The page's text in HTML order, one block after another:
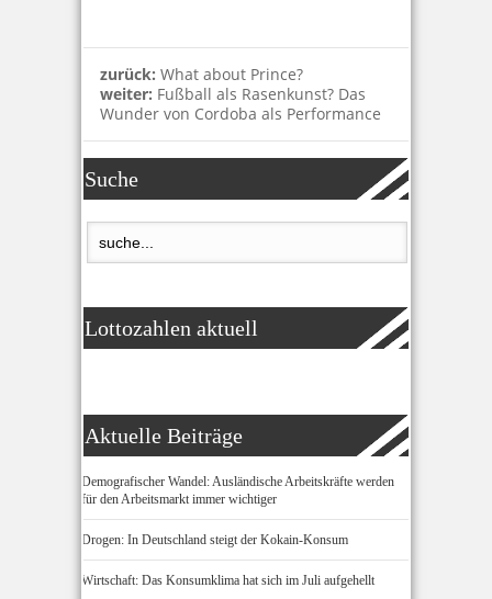
zurück: What about Prince?
weiter: Fußball als Rasenkunst? Das
Wunder von Cordoba als Performance
Suche
Lottozahlen aktuell
Aktuelle Beiträge
Demografischer Wandel: Ausländische Arbeitskräfte werden
für den Arbeitsmarkt immer wichtiger
Drogen: In Deutschland steigt der Kokain-Konsum
Wirtschaft: Das Konsumklima hat sich im Juli aufgehellt